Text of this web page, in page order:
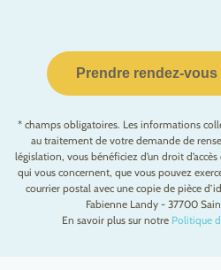
Prendre rendez-
* champs obligatoires. Les informations
au traitement de votre demande de
législation, vous bénéficiez d’un droit
qui vous concernent, que vous pouvez
courrier postal avec une copie de pièce
Fabienne Landy - 37700
En savoir plus sur notre Politique